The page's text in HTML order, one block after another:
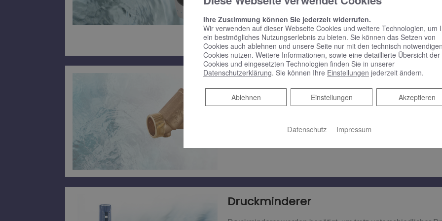
Verunreinigung.Gemäß der Trinkwasserverordnung muss
nach dem Wasserzähler ein Schutzfilter eingebaut sein. Ist
regelmäßige Wartung oftmals außer Acht gelassen. Die
nicht mehr gewährleistet werden.
Rückflussverhinderer​
Ein Rückflussverhinderer sorgt dafür, dass das Trinkwasser
Druckminderer​
Ihre Zustimmung können Sie jederzeit widerrufen.
Wir verwenden auf dieser Webseite Cookies und weitere Technologien, um
ein bestmögliches Nutzungserlebnis zu bieten. Sie können das Setzen von
Cookies auch ablehnen und unsere Seite nur mit den technisch notwendigen
Cookies nutzen. Weitere Informationen, sowie eine detaillierte Übersicht der
Cookies und eingesetzten Technologien finden Sie in unserer
Datenschutzerklärung. Sie können Ihre Einstellungen jederzeit ändern.
Akzeptieren
Einstellungen
Ablehnen
Ablehnen
Datenschutz Impressum